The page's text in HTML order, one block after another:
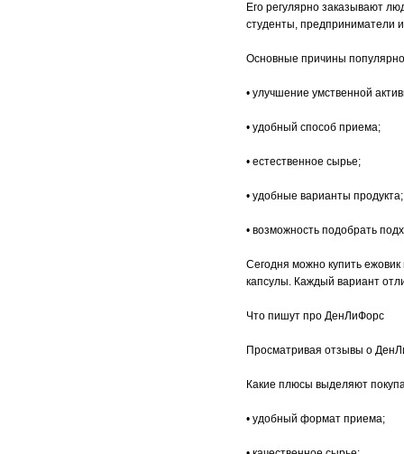
Его регулярно заказывают
студенты, предприниматели
Основные причины
• улучшение умственной
• удобный способ приема;
• естественное сырье;
• удобные варианты продукта;
• возможность подобрать
Сегодня можно купить
капсулы. Каждый вариант
Что пишут про ДенЛиФорс
Просматривая отзывы о
Какие плюсы выделяют
• удобный формат приема;